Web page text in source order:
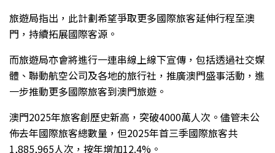
旅遊局指出，此計劃希望爭取更多國際旅客延伸行程至澳
門，持續拓展國際客源。
而旅遊局亦會將進行一連串線上線下宣傳，包括透過社交媒
體、聯動航空公司及各地的旅行社，推廣澳門盛事活動，進
一步推動更多國際旅客到澳門旅遊。
澳門2025年旅客創歷史新高，突破4000萬人次。儘管未公
佈去年國際旅客總數量，但2025年首三季國際旅客共
1,885,965人次，按年增加12.4%。